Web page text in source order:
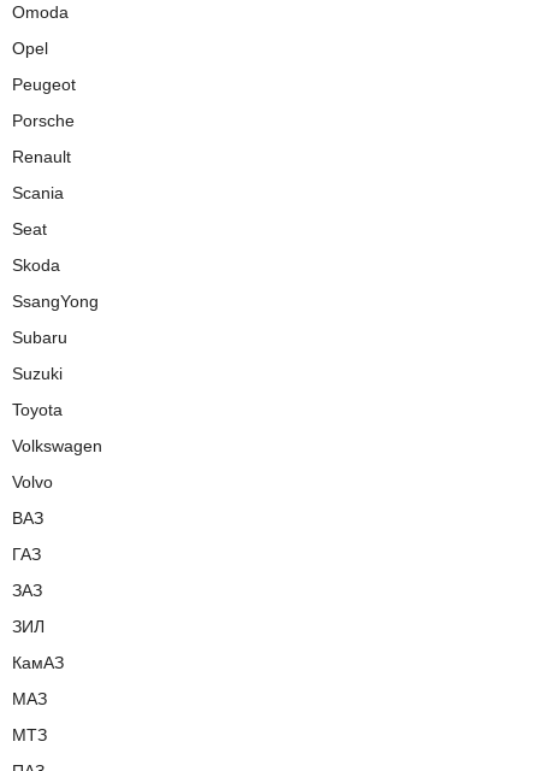
Omoda
Opel
Peugeot
Porsche
Renault
Scania
Seat
Skoda
SsangYong
Subaru
Suzuki
Toyota
Volkswagen
Volvo
ВАЗ
ГАЗ
ЗАЗ
ЗИЛ
КамАЗ
МАЗ
МТЗ